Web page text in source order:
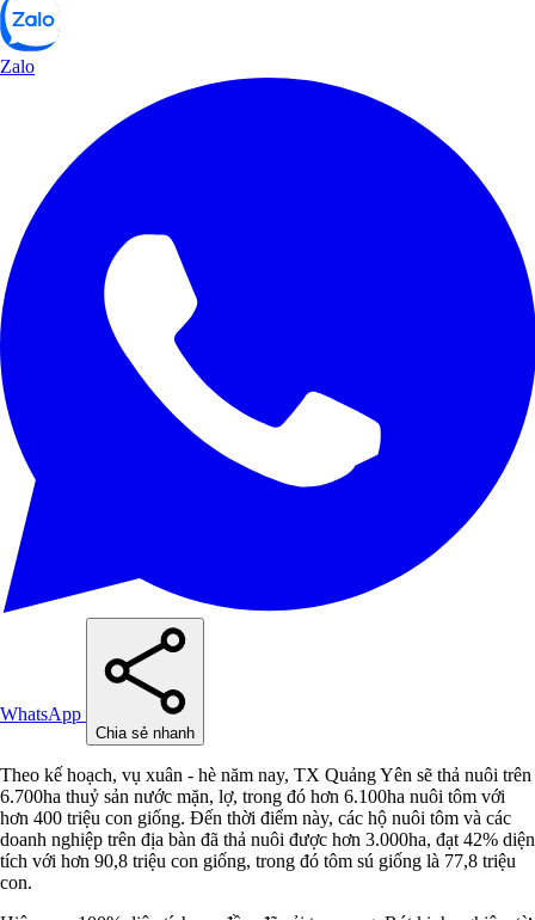
Zalo
WhatsApp
Chia sẻ nhanh
Theo kế hoạch, vụ xuân - hè năm nay, TX Quảng Yên sẽ thả nuôi trên
6.700ha thuỷ sản nước mặn, lợ, trong đó hơn 6.100ha nuôi tôm với
hơn 400 triệu con giống. Đến thời điểm này, các hộ nuôi tôm và các
doanh nghiệp trên địa bàn đã thả nuôi được hơn 3.000ha, đạt 42% diện
tích với hơn 90,8 triệu con giống, trong đó tôm sú giống là 77,8 triệu
con.